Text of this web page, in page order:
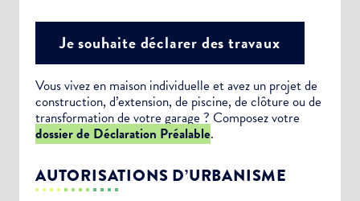
Je souhaite déclarer des travaux
Vous vivez en maison individuelle et avez un projet de
construction, d’extension, de piscine, de clôture ou de
transformation de votre garage ? Composez votre
dossier de Déclaration Préalable.
AUTORISATIONS D’URBANISME